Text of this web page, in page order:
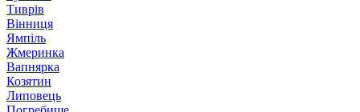
Тиврів
Вінниця
Ямпіль
Жмеринка
Вапнярка
Козятин
Липовець